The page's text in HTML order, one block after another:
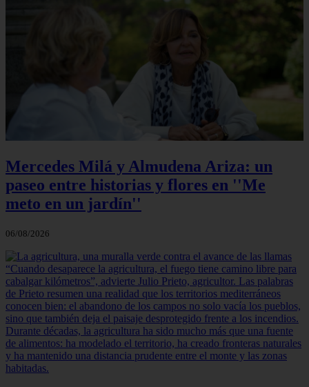
Mercedes Milá y Almudena Ariza: un
paseo entre historias y flores en ''Me
meto en un jardín''
06/08/2026